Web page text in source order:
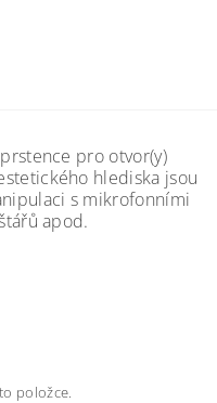
pro otvor(y)
hlediska jsou
s mikrofonními
apod.
položce.